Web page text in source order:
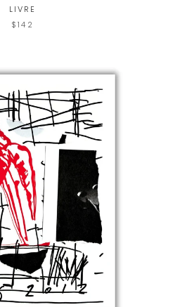
LIVRE
$142